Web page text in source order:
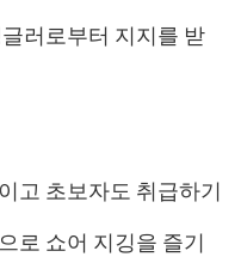
러로부터 지지를 받
고 초보자도 취급하기
로 쇼어 지깅을 즐기